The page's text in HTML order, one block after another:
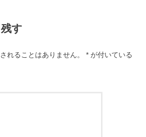
す
れることはありません。 * が付いている